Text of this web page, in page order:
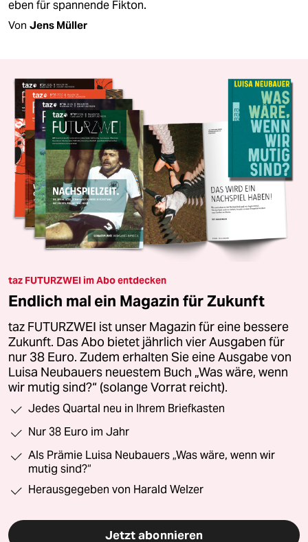
eben für spannende Fikton.
Von Jens Müller
taz FUTURZWEI im Abo entdecken
Endlich mal ein Magazin für Zukunft
taz FUTURZWEI ist unser Magazin für eine bessere
Zukunft. Das Abo bietet jährlich vier Ausgaben für
nur 38 Euro. Zudem erhalten Sie eine Ausgabe von
Luisa Neubauers neuestem Buch „Was wäre, wenn
wir mutig sind?“ (solange Vorrat reicht).
Jedes Quartal neu in Ihrem Briefkasten
Nur 38 Euro im Jahr
Als Prämie Luisa Neubauers „Was wäre, wenn wir
mutig sind?“
Herausgegeben von Harald Welzer
Jetzt abonnieren